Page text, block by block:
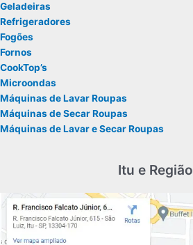
Geladeiras
Refrigeradores
Fogões
Fornos
CookTop’s
Microondas
Máquinas de Lavar Roupas
Máquinas de Secar Roupas
Máquinas de Lavar e Secar Roupas
Itu e Região